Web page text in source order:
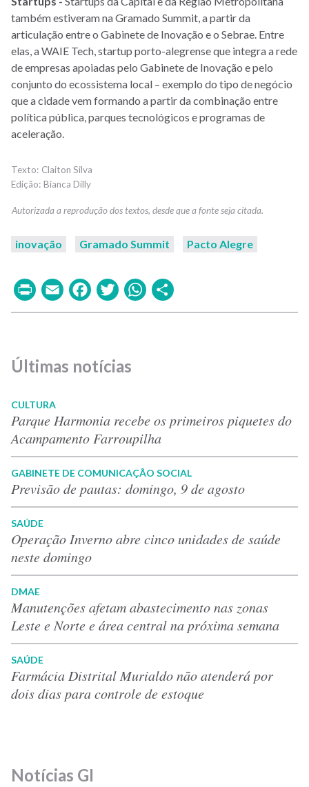
também estiveram na Gramado Summit, a partir da
articulação entre o Gabinete de Inovação e o Sebrae. Entre
elas, a WAIE Tech, startup porto-alegrense que integra a rede
de empresas apoiadas pelo Gabinete de Inovação e pelo
conjunto do ecossistema local – exemplo do tipo de negócio
que a cidade vem formando a partir da combinação entre
política pública, parques tecnológicos e programas de
aceleração.
Claiton Silva
Bianca Dilly
inovação Gramado Summit Pacto Alegre
PrintEmailFacebook
TwitterWhatsApp
Últimas notícias
CULTURA
Parque Harmonia recebe os primeiros piquetes do
Acampamento Farroupilha
GABINETE DE COMUNICAÇÃO SOCIAL
Previsão de pautas: domingo, 9 de agosto
SAÚDE
Operação Inverno abre cinco unidades de saúde
neste domingo
DMAE
Manutenções afetam abastecimento nas zonas
Leste e Norte e área central na próxima semana
SAÚDE
Farmácia Distrital Murialdo não atenderá por
dois dias para controle de estoque
Notícias GI